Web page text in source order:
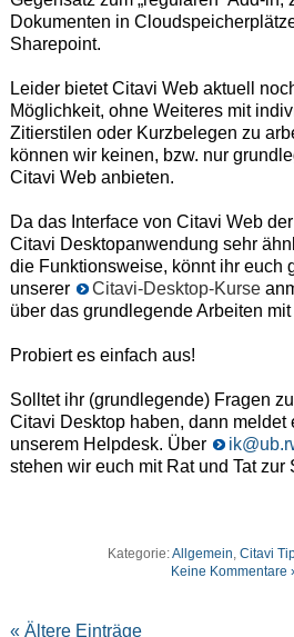
Dokumenten in
Sharepoint.
Leider bietet Citavi Web aktuell
Möglichkeit, ohne Weiteres mit
Zitierstilen oder Kurzbelegen zu
können wir keinen, bzw. nur
Citavi Web anbieten.
Da das Interface von Citavi Web
Citavi Desktopanwendung sehr
die Funktionsweise, könnt ihr euch
unserer
Citavi-Desktop-Kurse
über das grundlegende Arbeiten
Probiert es einfach aus!
Solltet ihr (grundlegende) Fragen
Citavi Desktop haben, dann meldet
unserem Helpdesk. Über
stehen wir euch mit Rat und Tat zur
Kategorie:Allgemein,Citavi
Keine Kommentare
« Ältere Einträge